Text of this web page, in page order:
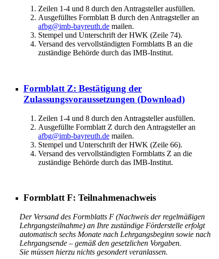
Zeilen 1-4 und 8 durch den Antragsteller ausfüllen.
Ausgefülltes Formblatt B durch den Antragsteller an
afbg@imb-bayreuth.de mailen.
Stempel und Unterschrift der HWK (Zeile 74).
Versand des vervollständigten Formblatts B an die
zuständige Behörde durch das IMB-Institut.
Formblatt Z: Bestätigung der
Zulassungsvoraussetzungen (Download)
Zeilen 1-4 und 8 durch den Antragsteller ausfüllen.
Ausgefüllte Formblatt Z durch den Antragsteller an
afbg@imb-bayreuth.de mailen.
Stempel und Unterschrift der HWK (Zeile 66).
Versand des vervollständigten Formblatts Z an die
zuständige Behörde durch das IMB-Institut.
Formblatt F: Teilnahmenachweis
Der Versand des Formblatts F (Nachweis der regelmäßigen
Lehrgangsteilnahme) an Ihre zuständige Förderstelle erfolgt
automatisch sechs Monate nach Lehrgangsbeginn sowie nach
Lehrgangsende – gemäß den gesetzlichen Vorgaben.
Sie müssen hierzu nichts gesondert veranlassen.